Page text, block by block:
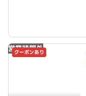
営業時間外
クーポンあり